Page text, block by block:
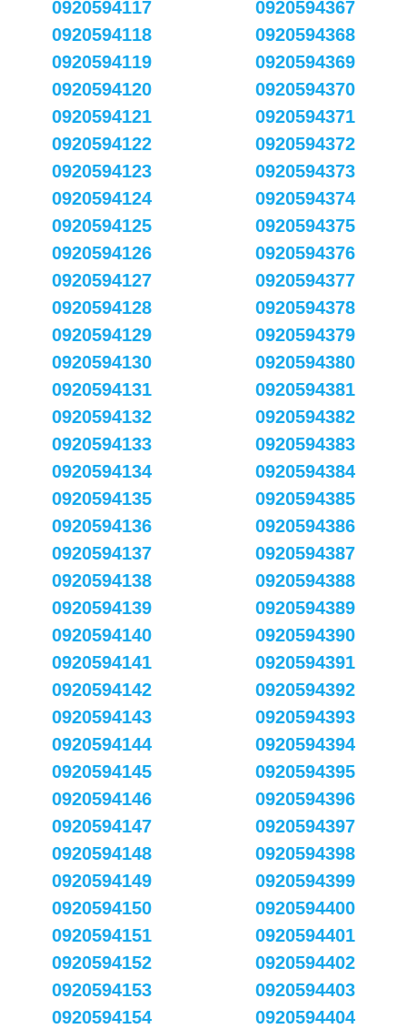
0920594117
0920594118
0920594119
0920594120
0920594121
0920594122
0920594123
0920594124
0920594125
0920594126
0920594127
0920594128
0920594129
0920594130
0920594131
0920594132
0920594133
0920594134
0920594135
0920594136
0920594137
0920594138
0920594139
0920594140
0920594141
0920594142
0920594143
0920594144
0920594145
0920594146
0920594147
0920594148
0920594149
0920594150
0920594151
0920594152
0920594153
0920594154
0920594367
0920594368
0920594369
0920594370
0920594371
0920594372
0920594373
0920594374
0920594375
0920594376
0920594377
0920594378
0920594379
0920594380
0920594381
0920594382
0920594383
0920594384
0920594385
0920594386
0920594387
0920594388
0920594389
0920594390
0920594391
0920594392
0920594393
0920594394
0920594395
0920594396
0920594397
0920594398
0920594399
0920594400
0920594401
0920594402
0920594403
0920594404